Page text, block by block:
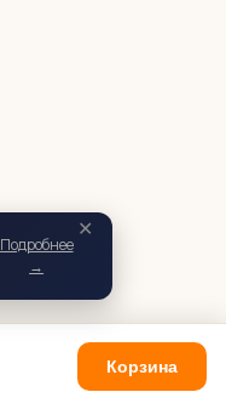
✕
Подробнее
→
Корзина